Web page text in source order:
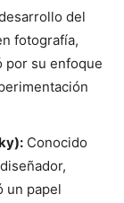
del
fotografía,
por su enfoque
Conocido
un papel